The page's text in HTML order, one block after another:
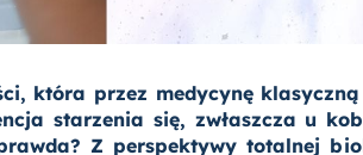
która przez medycynę
starzenia się, zwłaszcza u
Z perspektywy totalnej